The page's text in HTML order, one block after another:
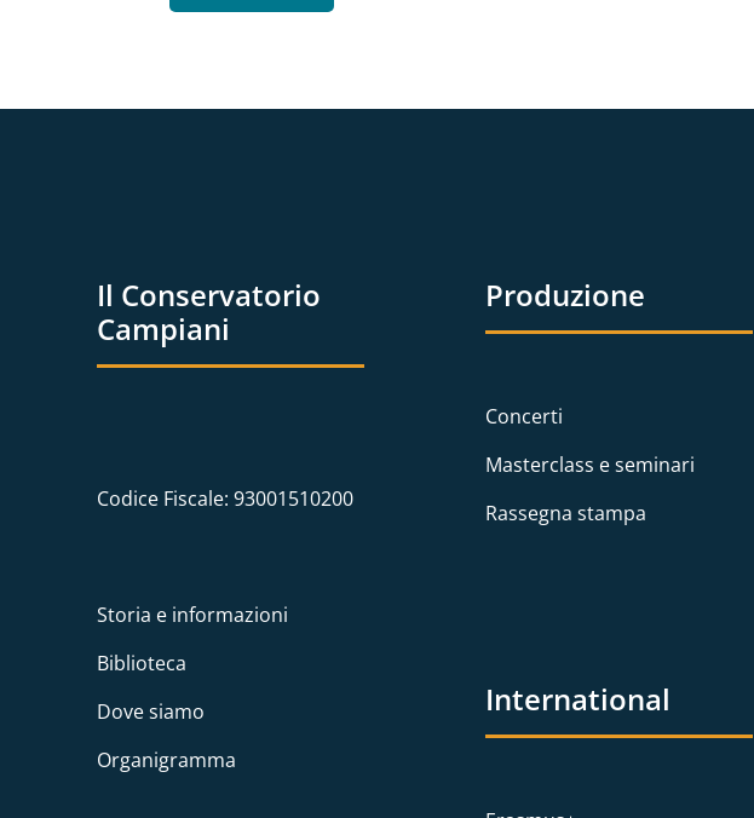
Il Conservatorio
Campiani
Codice Fiscale: 93001510200
Storia e informazioni
Biblioteca
Dove siamo
Organigramma
Produzione
Concerti
Masterclass e seminari
Rassegna stampa
International